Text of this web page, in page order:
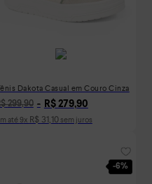
Dakota Casual em Couro Cinza
299,90 R$ 279,90
até 9x R$ 31,10sem juros
-6%